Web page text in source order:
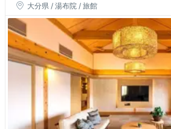
大分県 / 湯布院 / 旅館